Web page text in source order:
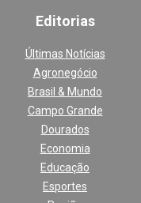
Editorias
Últimas Notícias
Agronegócio
Brasil & Mundo
Campo Grande
Dourados
Economia
Educação
Esportes